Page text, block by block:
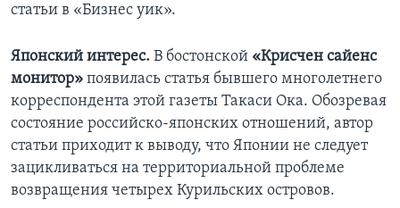
статьи в «Бизнес уик».
Японский интерес. В бостонской «Крисчен сайенс
монитор» появилась статья бывшего многолетнего
корреспондента этой газеты Такаси Ока. Обозревая
состояние российско-японских отношений, автор
статьи приходит к выводу, что Японии не следует
зацикливаться на территориальной проблеме
возвращения четырех Курильских островов.